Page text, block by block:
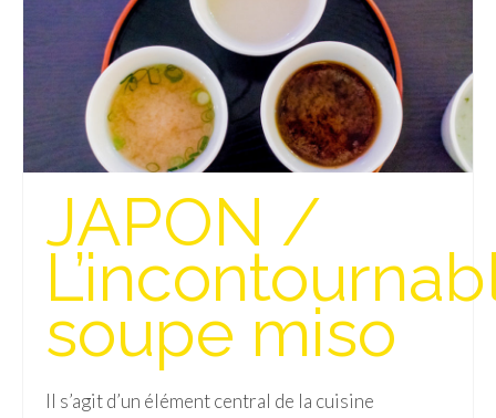
Danemark
Copenhague
Portugal
Lisbonne
Royaume-Uni
GUIDES FOOD
ALLEMAGNE
– Berlin
– Munich
JAPON /
soupe miso
Il s’agit d’un élément central de la cuisine